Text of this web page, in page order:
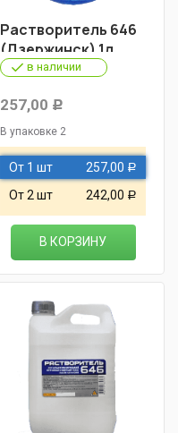
Растворитель 646
(Дзержинск) 1л
в наличии
257,00 Р
В упаковке 2
От 1 шт 257,00 Р
От 2 шт 242,00 Р
В КОРЗИНУ